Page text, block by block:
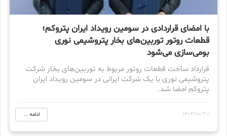
با امضای قراردادی در سومین رویداد ایران پتروکم؛
قطعات روتور توربین‌های بخار پتروشیمی نوری
بومی‌سازی می‌شود
قرارداد ساخت قطعات روتور مربوط به توربین‌های بخار شرکت
پتروشیمی نوری با یک شرکت ایرانی در سومین رویداد ایران
پتروکم امضا شد.
1404/10/30 ادامه ...